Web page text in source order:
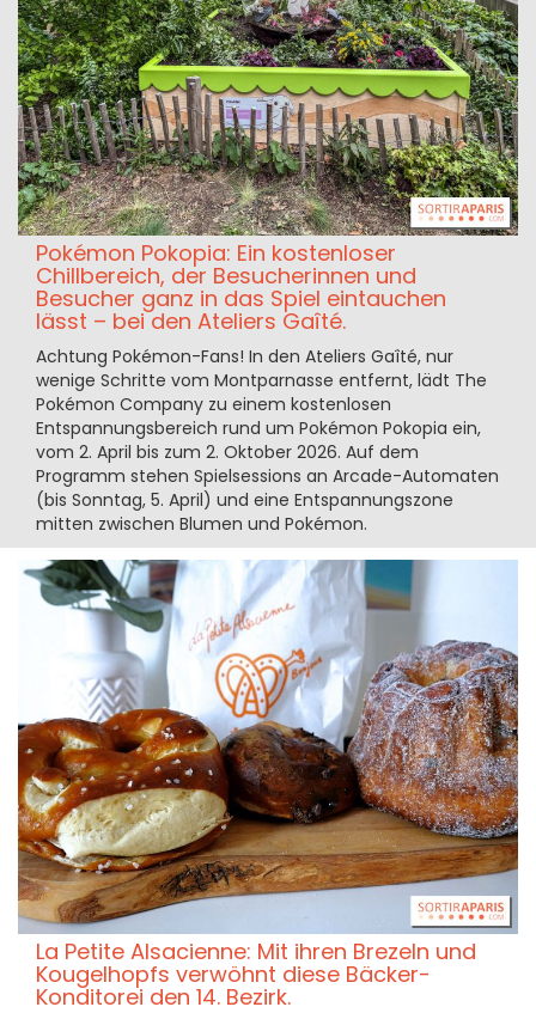
Pokémon Pokopia: Ein kostenloser
Chillbereich, der Besucherinnen und
Besucher ganz in das Spiel eintauchen
lässt – bei den Ateliers Gaîté.
Achtung Pokémon-Fans! In den Ateliers Gaîté, nur
wenige Schritte vom Montparnasse entfernt, lädt The
Pokémon Company zu einem kostenlosen
Entspannungsbereich rund um Pokémon Pokopia ein,
vom 2. April bis zum 2. Oktober 2026. Auf dem
Programm stehen Spielsessions an Arcade-Automaten
(bis Sonntag, 5. April) und eine Entspannungszone
mitten zwischen Blumen und Pokémon.
La Petite Alsacienne: Mit ihren Brezeln und
Kougelhopfs verwöhnt diese Bäcker-
Konditorei den 14. Bezirk.